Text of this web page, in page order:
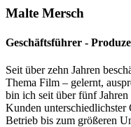
Malte Mersch
Geschäftsführer -
Seit über zehn Jahren
Thema Film – gelernt,
bin ich seit über fünf
Kunden
Betrieb bis zum größeren